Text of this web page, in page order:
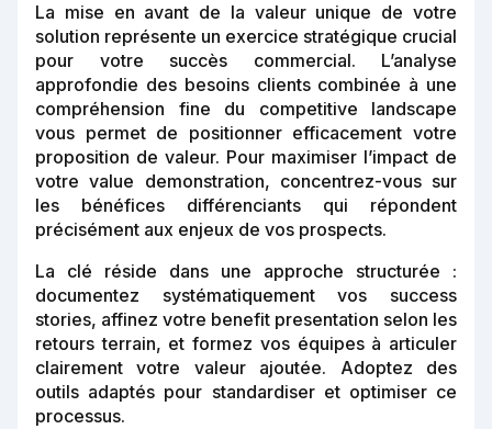
La mise en avant de la valeur unique de votre
solution représente un exercice stratégique crucial
pour votre succès commercial. L’analyse
approfondie des besoins clients combinée à une
compréhension fine du competitive landscape
vous permet de positionner efficacement votre
proposition de valeur. Pour maximiser l’impact de
votre value demonstration, concentrez-vous sur
les bénéfices différenciants qui répondent
précisément aux enjeux de vos prospects.
La clé réside dans une approche structurée :
documentez systématiquement vos success
stories, affinez votre benefit presentation selon les
retours terrain, et formez vos équipes à articuler
clairement votre valeur ajoutée. Adoptez des
outils adaptés pour standardiser et optimiser ce
processus.